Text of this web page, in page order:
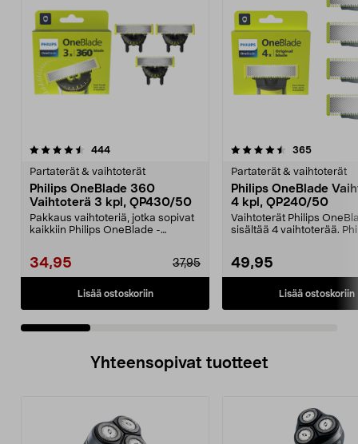
444arvostelut
Partaterät & vaihtoterät
Philips OneBlade 360
Vaihtoterä 3 kpl, QP430/50
Pakkaus vaihtoteriä, jotka sopivat
kaikkiin Philips OneBlade -
34,95 37,95
Lisää ostoskoriin
4.5 viidestä
365arvostelut
Partaterät & vaihtoterät
Philips OneBlade
4 kpl, QP240/50
Vaihtoterät Philips
sisältää 4 vaihtoterää.
49,95
Lisää ostoskoriin
4.5 viidestä
Yhteensopivat tuotteet